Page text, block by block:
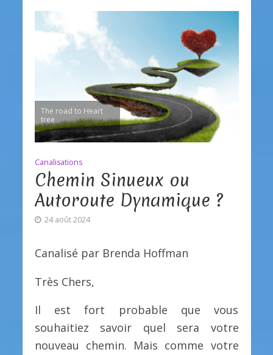
The road to Heart
tree
Canalisations
Chemin Sinueux ou
Autoroute Dynamique ?
24 août 2024
Canalisé par Brenda Hoffman
Très Chers,
Il est fort probable que vous
souhaitiez savoir quel sera votre
nouveau chemin. Mais comme votre